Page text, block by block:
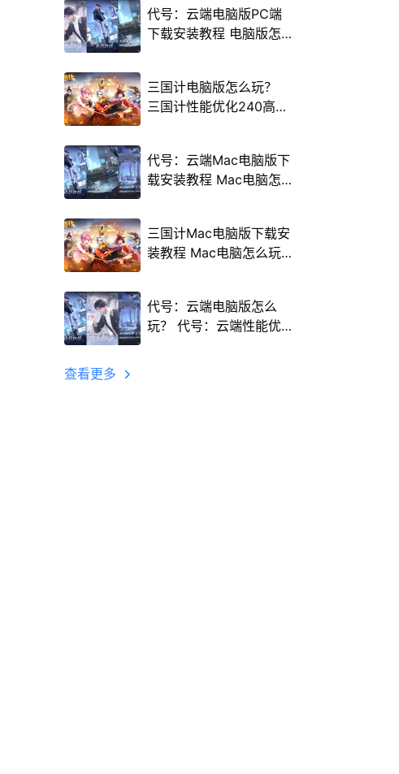
代号：云端电脑版PC端
下载安装教程 电脑版怎
三国计电脑版怎么玩？
三国计性能优化240高帧
代号：云端Mac电脑版下
载安装教程 Mac电脑怎
三国计Mac电脑版下载安
装教程 Mac电脑怎么玩
代号：云端电脑版怎么
玩？ 代号：云端性能优
查看更多